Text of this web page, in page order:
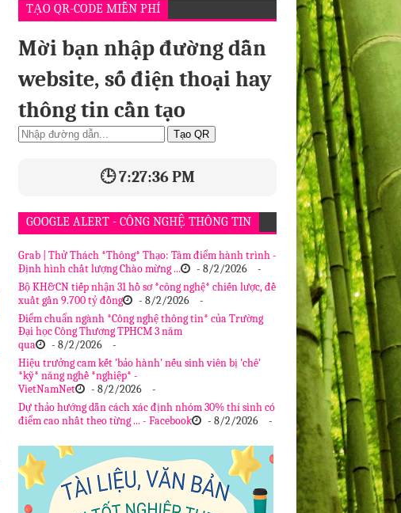
TẠO QR-CODE MIỄN PHÍ
Mời bạn nhập đường dẫn
website, số điện thoại hay
thông tin cần tạo
Tạo QR
🕒 7:27:38 PM
GOOGLE ALERT - CÔNG NGHỆ THÔNG TIN
Grab | Thử Thách *Thông* Thạo: Tâm điểm hành trình -
Định hình chất lượng Chào mừng ...
- 8/2/2026
-
Bộ KH&CN tiếp nhận 31 hồ sơ *công nghệ* chiến lược, đề
xuất gần 9.700 tỷ đồng
- 8/2/2026
-
Điểm chuẩn ngành *Công nghệ thông tin* của Trường
Đại học Công Thương TPHCM 3 năm
qua
- 8/2/2026
-
Hiệu trưởng cam kết 'bảo hành' nếu sinh viên bị 'chê'
*kỹ* năng nghề *nghiệp* -
VietNamNet
- 8/2/2026
-
Dự thảo hướng dẫn cách xác định nhóm 30% thí sinh có
điểm cao nhất theo từng ... - Facebook
- 8/2/2026 -